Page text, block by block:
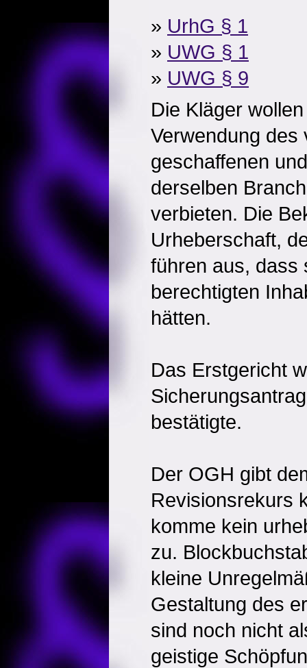
» UrhG § 1
» UWG § 1
» UWG § 9
Die Kläger
Verwendung des
geschaffenen
derselben
verbieten. Die
Urheberschaft,
führen aus, dass
berechtigten
hätten.
Das Erstgericht
bestätigte.
Der OGH gibt
Revisionsrekurs
komme kein
zu.
kleine
Gestaltung des
sind noch nicht
geistige